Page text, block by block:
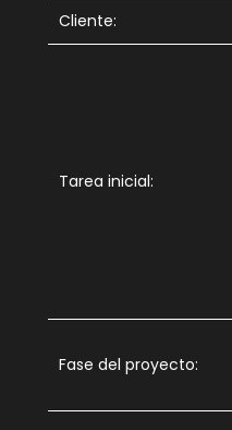
Cliente:
Tarea inicial:
Fase del proyecto: